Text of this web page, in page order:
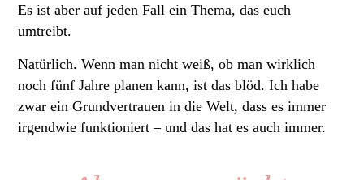
Es ist aber auf jeden Fall ein Thema, das euch
umtreibt.
Natürlich. Wenn man nicht weiß, ob man wirklich
noch fünf Jahre planen kann, ist das blöd. Ich habe
zwar ein Grundvertrauen in die Welt, dass es immer
irgendwie funktioniert – und das hat es auch immer.